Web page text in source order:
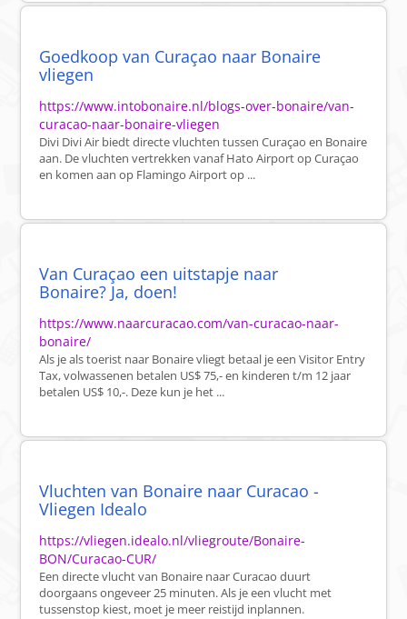
Goedkoop van Curaçao naar Bonaire
vliegen
https://www.intobonaire.nl/blogs-over-bonaire/van-
curacao-naar-bonaire-vliegen
Divi Divi Air biedt directe vluchten tussen Curaçao en Bonaire
aan. De vluchten vertrekken vanaf Hato Airport op Curaçao
en komen aan op Flamingo Airport op ...
Van Curaçao een uitstapje naar
Bonaire? Ja, doen!
https://www.naarcuracao.com/van-curacao-naar-
bonaire/
Als je als toerist naar Bonaire vliegt betaal je een Visitor Entry
Tax, volwassenen betalen US$ 75,- en kinderen t/m 12 jaar
betalen US$ 10,-. Deze kun je het ...
Vluchten van Bonaire naar Curacao -
Vliegen Idealo
https://vliegen.idealo.nl/vliegroute/Bonaire-
BON/Curacao-CUR/
Een directe vlucht van Bonaire naar Curacao duurt
doorgaans ongeveer 25 minuten. Als je een vlucht met
tussenstop kiest, moet je meer reistijd inplannen.